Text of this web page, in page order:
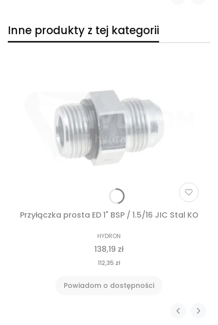
Inne produkty z tej kategorii
Przyłączka prosta ED 1" BSP / 1.5/16 JIC Stal KO
HYDRON
138,19 zł
112,35 zł
Powiadom o dostępności